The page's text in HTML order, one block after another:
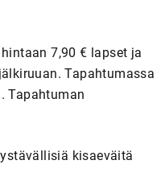
7,90 € lapset ja
Tapahtumassa
Tapahtuman
kisaeväitä